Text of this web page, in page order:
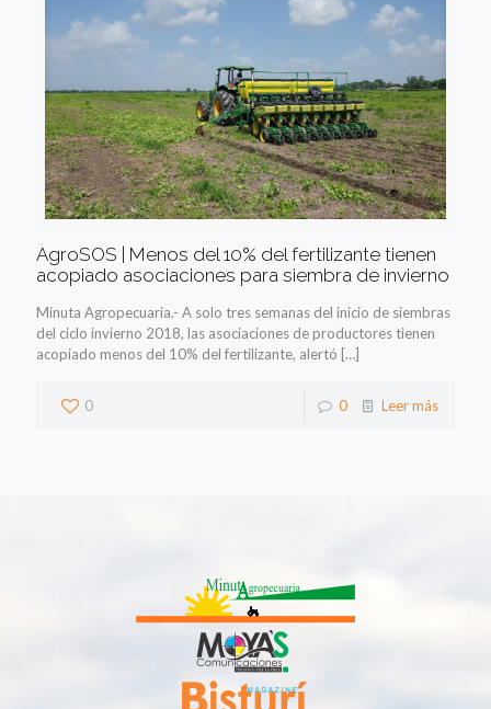
AgroSOS | Menos del 10% del fertilizante tienen
acopiado asociaciones para siembra de invierno
Minuta Agropecuaria.- A solo tres semanas del inicio de siembras
del ciclo invierno 2018, las asociaciones de productores tienen
acopiado menos del 10% del fertilizante, alertó […]
0 0 Leer más